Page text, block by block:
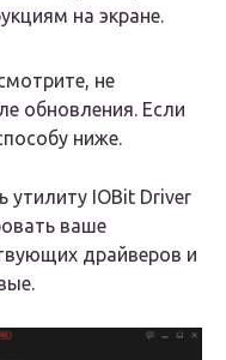
на экране.
не
обновления. Если
ниже.
утилиту IOBit Driver
ваше
драйверов и